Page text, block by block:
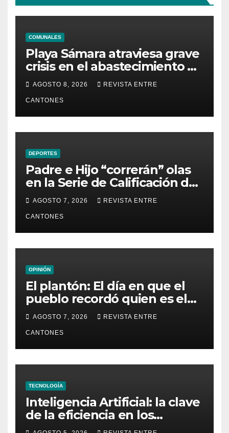
COMUNALES
Playa Sámara atraviesa grave
crisis en el abastecimiento de
agua potable
AGOSTO 8, 2026 REVISTA ENTRE
CANTONES
DEPORTES
Padre e Hijo “correrán” olas
en la Serie de Calificación de
la Liga Mundial de Surf
AGOSTO 7, 2026 REVISTA ENTRE
CANTONES
OPINIÓN
El plantón: El día en que el
pueblo recordó quien es el
dueño de la República
AGOSTO 7, 2026 REVISTA ENTRE
CANTONES
TECNOLOGÍA
Inteligencia Artificial: la clave
de la eficiencia en los
Centros de Operaciones de